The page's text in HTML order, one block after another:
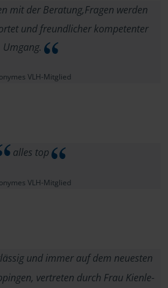
mit der Beratung,Fragen werden
und freundlicher kompetenter
Umgang.
VLH-Mitglied
alles top
VLH-Mitglied
und immer auf dem neuesten
vertreten durch Frau Kienle-